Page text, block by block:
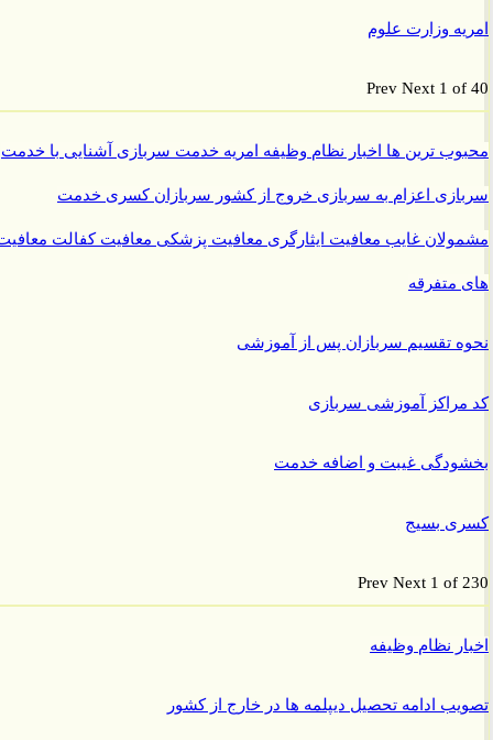
وزارت علوم
PrevNext 1
ترین هااخبار نظام وظیفهامریهخدمت سربازیآشنایی با خدمت
اعزام به سربازیخروج از کشور سربازانکسری خدمت
غایبمعافیت ایثارگریمعافیت پزشکیمعافیت کفالتمعافیت
متفرقه
تقسیم سربازان پس از آموزشی
آموزشی سربازی
غیبت و اضافه خدمت
بسیج
PrevNext 1 of
نظام وظیفه
ادامه تحصیل دیپلمه ها در خارج از کشور